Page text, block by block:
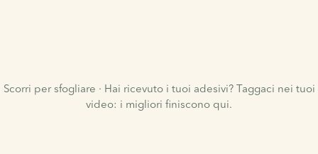
Scorri per sfogliare · Hai ricevuto i tuoi adesivi? Taggaci nei tuoi
video: i migliori finiscono qui.